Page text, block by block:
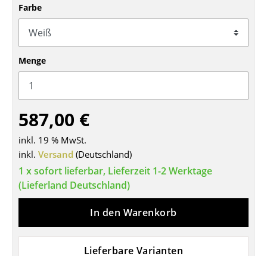
... alle Sitzmöbel
Tische
Esstische
Beistelltische
Schreibtische
Sekretäre & PC-Tische
Konferenztische
Stehtische & Stehpulte
Kindertische
Farbe
Menge
587,00 €
inkl. 19 % MwSt.
inkl. Versand (Deutschland)
1 x sofort lieferbar, Lieferzeit 1-2 Werktage
(Lieferland Deutschland)
In den Warenkorb
Lieferbare Varianten